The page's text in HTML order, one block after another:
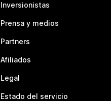
Inversionistas
Prensa y medios
Partners
Afiliados
Legal
Estado del servicio